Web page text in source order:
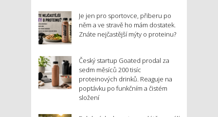
Je jen pro sportovce, přiberu po
něm a ve stravě ho mám dostatek.
Znáte nejčastější mýty o proteinu?
Český startup Goated prodal za
sedm měsíců 200 tisíc
proteinových drinků. Reaguje na
poptávku po funkčním a čistém
složení